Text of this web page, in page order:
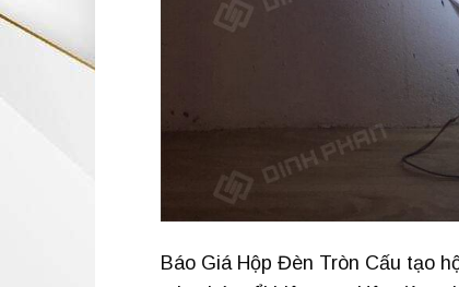
Báo Giá Hộp Đèn Tròn Cấu tạo